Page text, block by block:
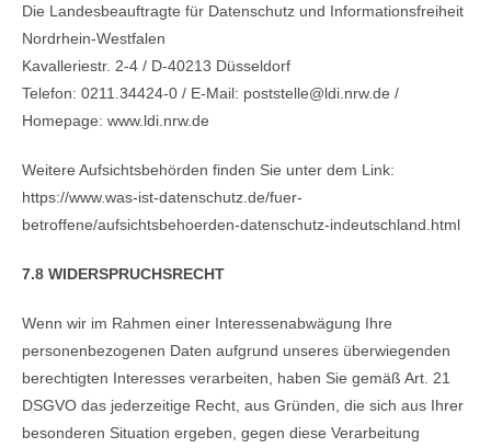
Die Landesbeauftragte für Datenschutz und Informationsfreiheit
Nordrhein-Westfalen
Kavalleriestr. 2-4 / D-40213 Düsseldorf
Telefon: 0211.34424-0 / E-Mail: poststelle@ldi.nrw.de /
Homepage: www.ldi.nrw.de
Weitere Aufsichtsbehörden finden Sie unter dem Link:
https://www.was-ist-datenschutz.de/fuer-
betroffene/aufsichtsbehoerden-datenschutz-indeutschland.html
7.8 WIDERSPRUCHSRECHT
Wenn wir im Rahmen einer Interessenabwägung Ihre
personenbezogenen Daten aufgrund unseres überwiegenden
berechtigten Interesses verarbeiten, haben Sie gemäß Art. 21
DSGVO das jederzeitige Recht, aus Gründen, die sich aus Ihrer
besonderen Situation ergeben, gegen diese Verarbeitung